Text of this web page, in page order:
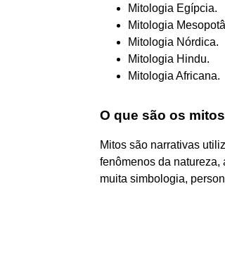
Mitologia Egípcia.
Mitologia
Mitologia Nórdica.
Mitologia Hindu.
Mitologia Africana.
O que são os
Mitos são narrativas
fenômenos da natureza,
muita simbologia,